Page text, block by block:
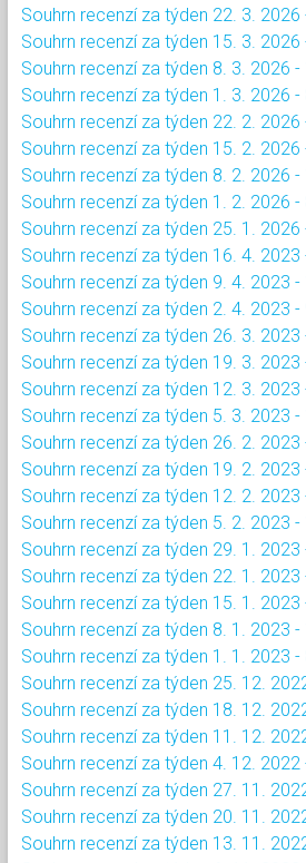
Souhrn recenzí za týden 22. 3. 2026 -
Souhrn recenzí za týden 15. 3. 2026 -
Souhrn recenzí za týden 8. 3. 2026 -
Souhrn recenzí za týden 1. 3. 2026 -
Souhrn recenzí za týden 22. 2. 2026 -
Souhrn recenzí za týden 15. 2. 2026 -
Souhrn recenzí za týden 8. 2. 2026 -
Souhrn recenzí za týden 1. 2. 2026 -
Souhrn recenzí za týden 25. 1. 2026 -
Souhrn recenzí za týden 16. 4. 2023 -
Souhrn recenzí za týden 9. 4. 2023 -
Souhrn recenzí za týden 2. 4. 2023 -
Souhrn recenzí za týden 26. 3. 2023 -
Souhrn recenzí za týden 19. 3. 2023 -
Souhrn recenzí za týden 12. 3. 2023 -
Souhrn recenzí za týden 5. 3. 2023 -
Souhrn recenzí za týden 26. 2. 2023 -
Souhrn recenzí za týden 19. 2. 2023 -
Souhrn recenzí za týden 12. 2. 2023 -
Souhrn recenzí za týden 5. 2. 2023 -
Souhrn recenzí za týden 29. 1. 2023 -
Souhrn recenzí za týden 22. 1. 2023 -
Souhrn recenzí za týden 15. 1. 2023 -
Souhrn recenzí za týden 8. 1. 2023 -
Souhrn recenzí za týden 1. 1. 2023 -
Souhrn recenzí za týden 25. 12. 2022
Souhrn recenzí za týden 18. 12. 2022
Souhrn recenzí za týden 11. 12. 2022
Souhrn recenzí za týden 4. 12. 2022 -
Souhrn recenzí za týden 27. 11. 2022
Souhrn recenzí za týden 20. 11. 2022
Souhrn recenzí za týden 13. 11. 2022